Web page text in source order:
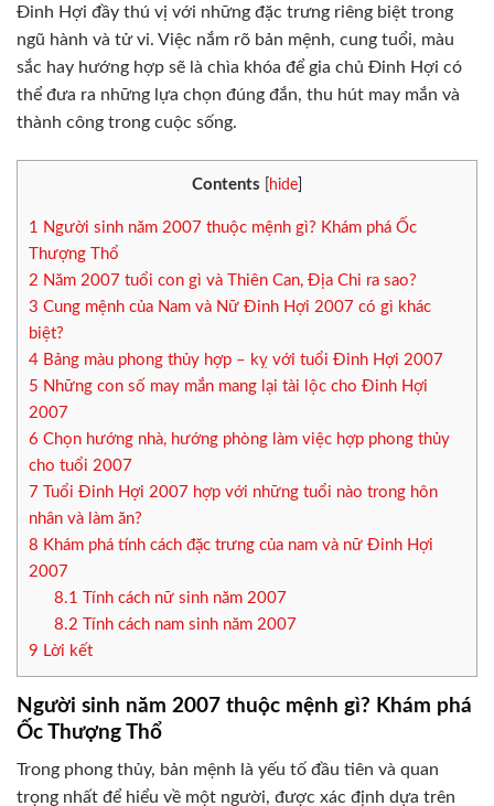
Đinh Hợi đầy thú vị với những đặc trưng riêng biệt trong
ngũ hành và tử vi. Việc nắm rõ bản mệnh, cung tuổi, màu
sắc hay hướng hợp sẽ là chìa khóa để gia chủ Đinh Hợi có
thể đưa ra những lựa chọn đúng đắn, thu hút may mắn và
thành công trong cuộc sống.
Contents hide
1
Người sinh năm 2007 thuộc mệnh gì? Khám phá Ốc
Thượng Thổ
2 Năm 2007 tuổi con gì và Thiên Can, Địa Chi ra sao?
3 Cung mệnh của Nam và Nữ Đinh Hợi 2007 có gì khác
biệt?
4 Bảng màu phong thủy hợp – kỵ với tuổi Đinh Hợi 2007
5 Những con số may mắn mang lại tài lộc cho Đinh Hợi
2007
6 Chọn hướng nhà, hướng phòng làm việc hợp phong thủy
cho tuổi 2007
7 Tuổi Đinh Hợi 2007 hợp với những tuổi nào trong hôn
nhân và làm ăn?
8 Khám phá tính cách đặc trưng của nam và nữ Đinh Hợi
2007
8.1
Tính cách nữ sinh năm 2007
8.2 Tính cách nam sinh năm 2007
9 Lời kết
Người sinh năm 2007 thuộc mệnh gì? Khám phá
Ốc Thượng Thổ
Trong phong thủy, bản mệnh là yếu tố đầu tiên và quan
trọng nhất để hiểu về một người, được xác định dựa trên